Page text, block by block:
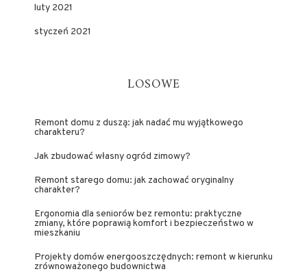
luty 2021
styczeń 2021
LOSOWE
Remont domu z duszą: jak nadać mu wyjątkowego
charakteru?
Jak zbudować własny ogród zimowy?
Remont starego domu: jak zachować oryginalny
charakter?
Ergonomia dla seniorów bez remontu: praktyczne
zmiany, które poprawią komfort i bezpieczeństwo w
mieszkaniu
Projekty domów energooszczędnych: remont w kierunku
zrównoważonego budownictwa